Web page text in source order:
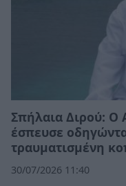
Σπήλαια Διρού: Ο
έσπευσε
τραυματισμένη
30/07/2026 11:40